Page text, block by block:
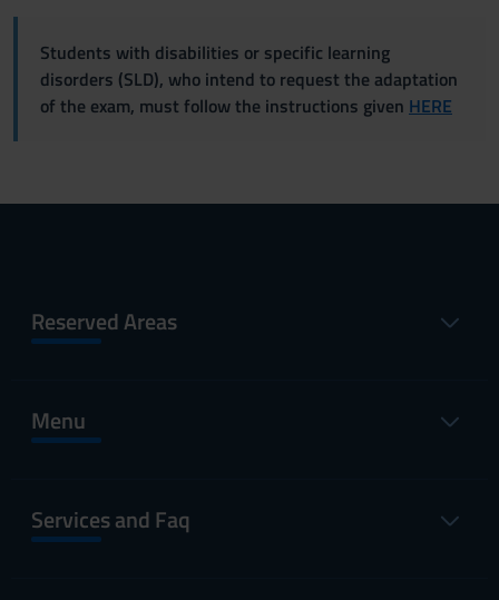
Students with disabilities or specific learning
disorders (SLD), who intend to request the adaptation
of the exam, must follow the instructions given HERE
Reserved Areas
Menu
Services and Faq